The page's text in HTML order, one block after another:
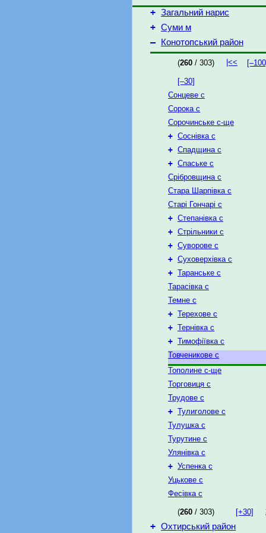
+ Загальний нарис
+ Суми м
– Конотопський район
(260 / 303) |<<
[–30]
Сонцеве с
Сорока с
Сорочинське с-ще
+ Соснівка с
+ Спадщина с
+ Спаське с
Срібровщина с
Стара Шарпівка с
Старі Гончарі с
+ Степанівка с
+ Стрільники с
+ Суворове с
+ Суховерхівка с
+ Таранське с
Тарасівка с
Темне с
+ Терехове с
+ Тернівка с
+ Тимофіївка с
Товченикове с
Тополине с-ще
Торговиця с
Трудове с
+ Тулиголове с
Тулушка с
Турутине с
Улянівка с
+ Успенка с
Уцькове с
Фесівка с
(260 / 303) [+30]
+ Охтирський район